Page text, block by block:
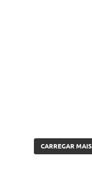
CARREGAR MAIS